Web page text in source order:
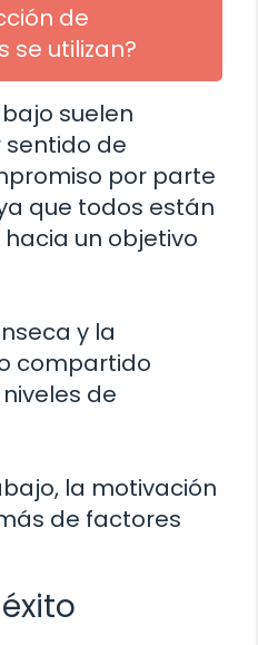
de
se utilizan?
suelen
de
por parte
que todos están
un objetivo
y la
compartido
de
la motivación
de factores